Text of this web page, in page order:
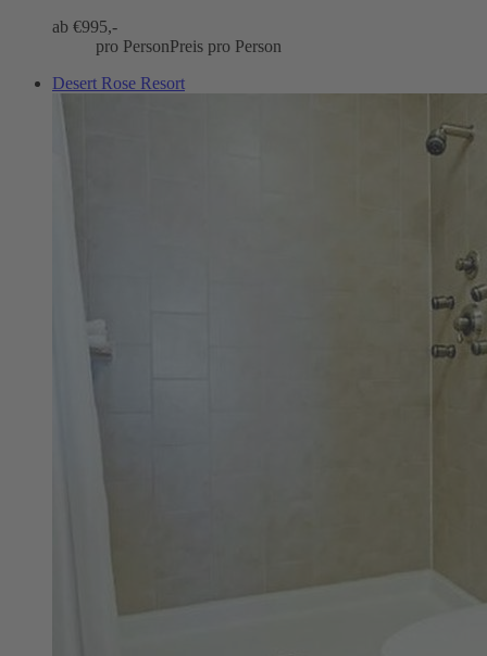
ab €995,-
pro PersonPreis pro Person
Desert Rose Resort